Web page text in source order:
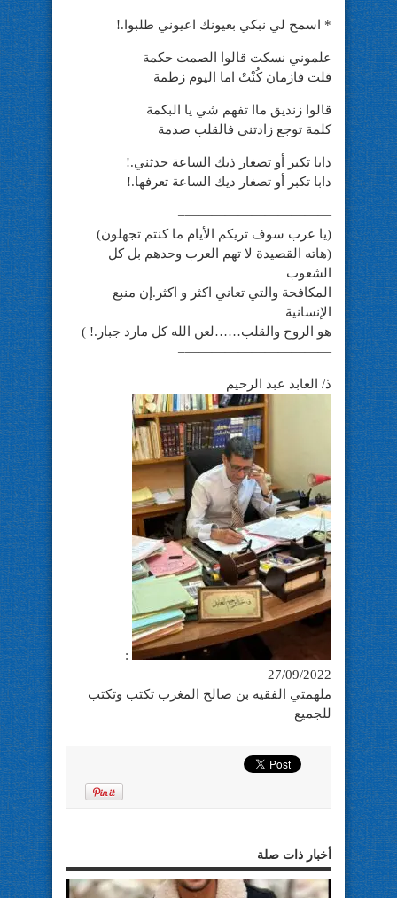
* اسمح لي نبكي بعيونك اعيوني طلبوا.!
علموني نسكت قالوا الصمت حكمة
قلت فازمان كُنْتْ اما اليوم زطمة
قالوا زنديق ماا تفهم شي يا البكمة
كلمة توجع زادتني فالقلب صدمة
دابا تكبر أو تصغار ذيك الساعة حدثني.!
دابا تكبر أو تصغار ديك الساعة تعرفها.!
———————————–
(يا عرب سوف تريكم الأيام ما كنتم تجهلون)
(هاته القصيدة لا تهم العرب وحدهم بل كل
الشعوب
المكافحة والتي تعاني اكثر و اكثر.إن منبع
الإنسانية
هو الروح والقلب……لعن الله كل مارد جبار.! )
———————————–
ذ/ العابد عبد الرحيم
:
27/09/2022
ملهمتي الفقيه بن صالح المغرب تكتب وتكتب
للجميع
أخبار ذات صلة